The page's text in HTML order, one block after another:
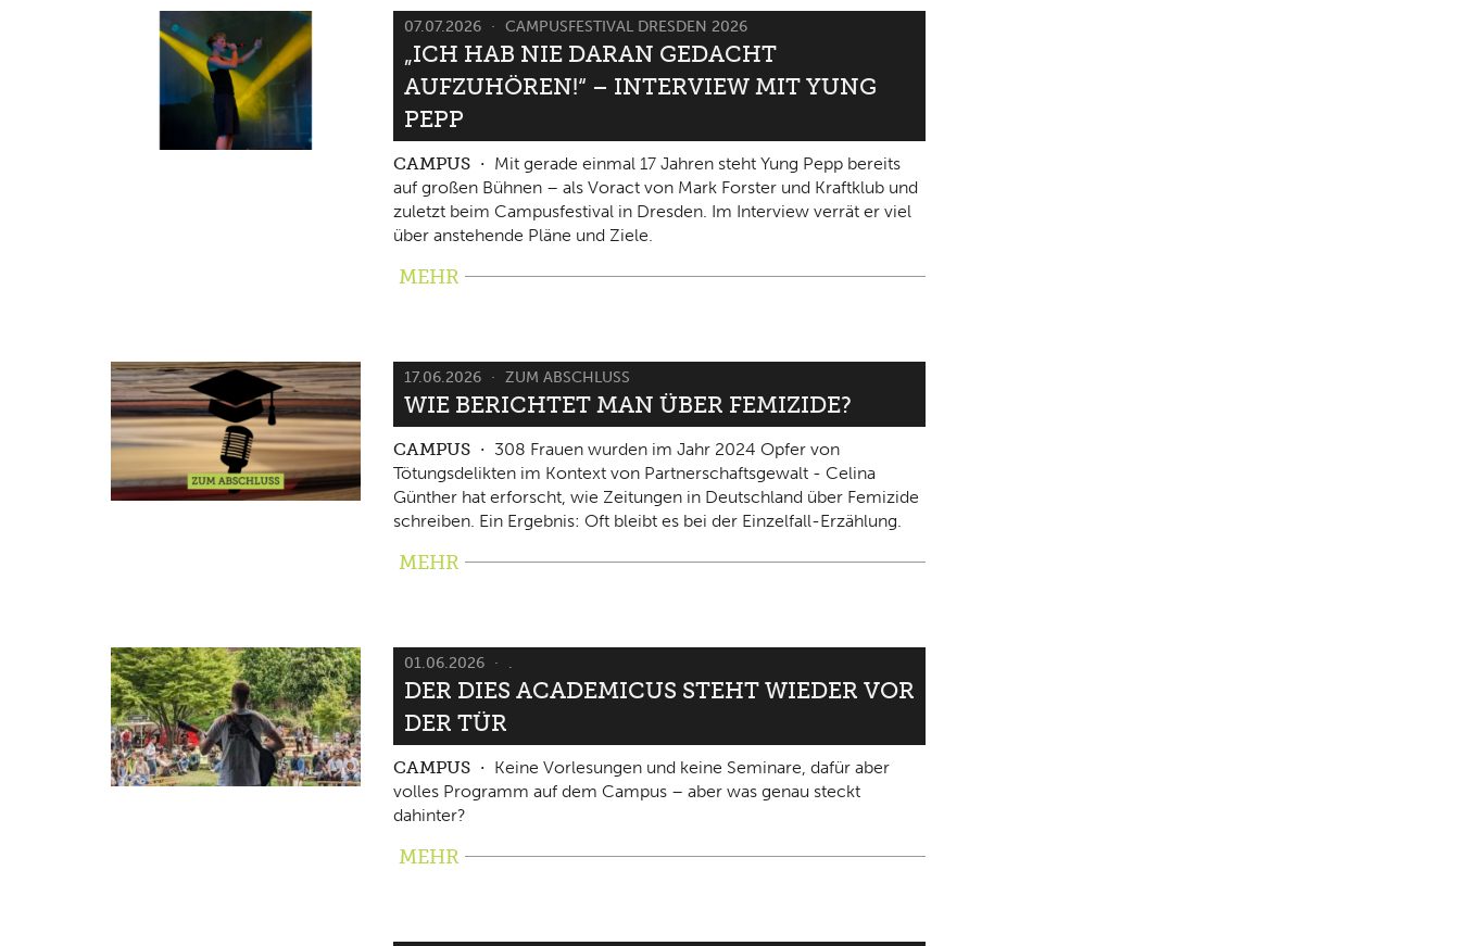
07.07.2026 CAMPUSFESTIVAL DRESDEN 2026
„ICH HAB NIE DARAN GEDACHT
AUFZUHÖREN!“ – INTERVIEW MIT YUNG
PEPP
CAMPUS
Mit gerade einmal 17 Jahren steht Yung Pepp bereits
auf großen Bühnen – als Voract von Mark Forster und Kraftklub und
zuletzt beim Campusfestival in Dresden. Im Interview verrät er viel
über anstehende Pläne und Ziele.
MEHR
17.06.2026 ZUM ABSCHLUSS
WIE BERICHTET MAN ÜBER FEMIZIDE?
CAMPUS
308 Frauen wurden im Jahr 2024 Opfer von
Tötungsdelikten im Kontext von Partnerschaftsgewalt - Celina
Günther hat erforscht, wie Zeitungen in Deutschland über Femizide
schreiben. Ein Ergebnis: Oft bleibt es bei der Einzelfall-Erzählung.
MEHR
01.06.2026 .
DER DIES ACADEMICUS STEHT WIEDER VOR
DER TÜR
CAMPUS
Keine Vorlesungen und keine Seminare, dafür aber
volles Programm auf dem Campus – aber was genau steckt
dahinter?
MEHR